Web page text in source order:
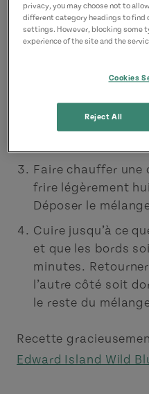
Mélanger les
la poudre à pâte et
mettre de côté.
Dans un autre bol,
vanille, puis y
Faire chauffer une
frire légèrement
Déposer le
Cuire jusqu’à ce
et que les bords
minutes.
l’autre côté soit
le reste du
Recette
Edward Island Wild
privacy, you may choose not to
different category headings to find
settings. However, blocking some
experience of the site and the
Cookies
Reject All